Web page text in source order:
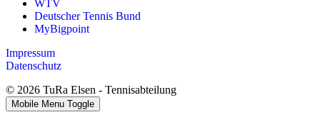
WTV
Deutscher Tennis Bund
MyBigpoint
Impressum
Datenschutz
© 2026 TuRa Elsen - Tennisabteilung
Mobile Menu Toggle